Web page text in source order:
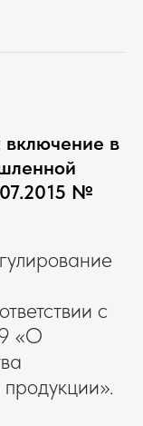
включение в
№
с
«О